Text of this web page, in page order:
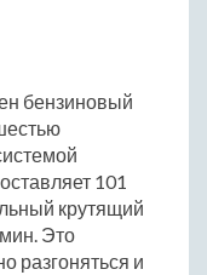
бензиновый
101
крутящий
Это
разгоняться и